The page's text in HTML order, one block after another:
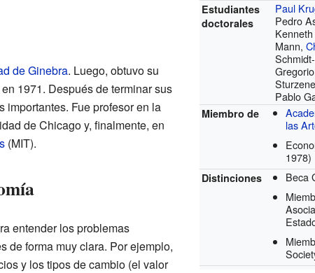
Estudiantes
doctorales
Paul
Pedro
Mann,
Pablo
Miembro de
las
1978)
Distinciones
Beca
de Ginebra. Luego, obtuvo su
1971. Después de terminar sus
Fue profesor en la
de Chicago y, finalmente, en
(MIT).
entender los problemas
de forma muy clara. Por ejemplo,
y los tipos de cambio (el valor